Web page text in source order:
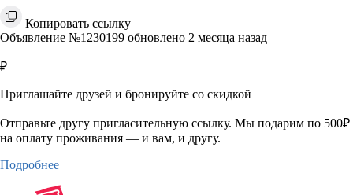
Копировать ссылку
Объявление №1230199 обновлено 2 месяца назад
₽
Приглашайте друзей и бронируйте со скидкой
Отправьте другу пригласительную ссылку. Мы подарим по 500₽
на оплату проживания — и вам, и другу.
Подробнее